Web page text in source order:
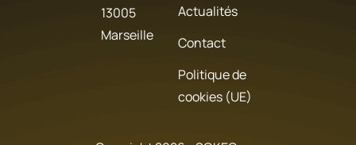
13005
Marseille
Actualités
Contact
Politique de
cookies (UE)